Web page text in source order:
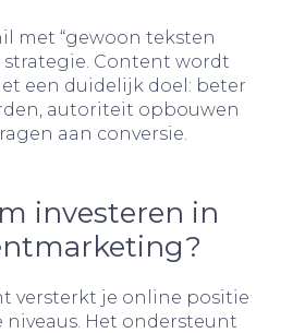
met “gewoon teksten
strategie. Content wordt
een duidelijk doel: beter
autoriteit opbouwen
aan conversie.
investeren in
versterkt je online positie
niveaus. Het ondersteunt